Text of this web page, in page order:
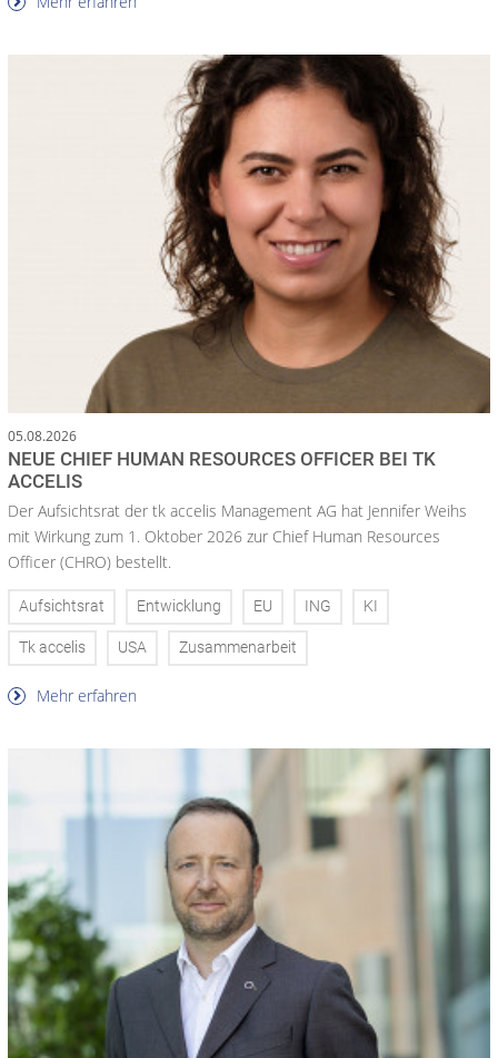
05.08.2026
NEUE CHIEF HUMAN RESOURCES OFFICER BEI TK
ACCELIS
Der Aufsichtsrat der tk accelis Management AG hat Jennifer Weihs
mit Wirkung zum 1. Oktober 2026 zur Chief Human Resources
Officer (CHRO) bestellt.
Aufsichtsrat Entwicklung EU ING KI
Tk accelis USA Zusammenarbeit
Mehr erfahren